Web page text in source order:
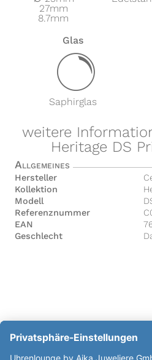
27mm
8.7mm
Glas
y
Saphirglas
weitere
Heritage DS
Allgemeines
Hersteller
Kollektion
Modell
Referenznummer
EAN
Geschlecht